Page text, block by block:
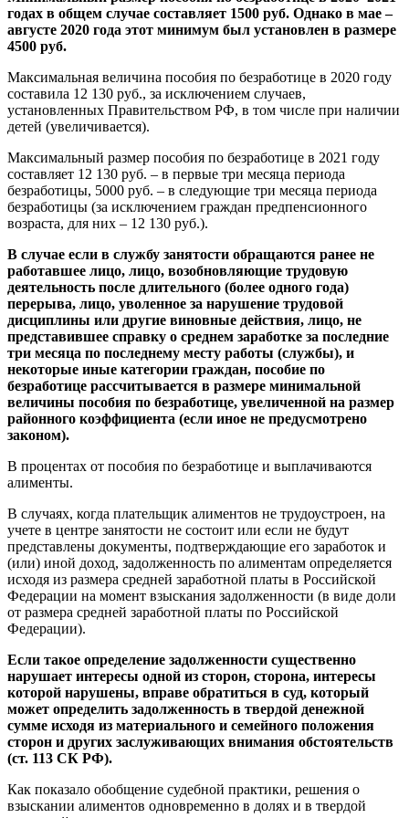
годах в общем случае составляет 1500 руб. Однако в мае –
августе 2020 года этот минимум был установлен в размере
4500 руб.
Максимальная величина пособия по безработице в 2020 году
составила 12 130 руб., за исключением случаев,
установленных Правительством РФ, в том числе при наличии
детей (увеличивается).
Максимальный размер пособия по безработице в 2021 году
составляет 12 130 руб. – в первые три месяца периода
безработицы, 5000 руб. – в следующие три месяца периода
безработицы (за исключением граждан предпенсионного
возраста, для них – 12 130 руб.).
В случае если в службу занятости обращаются ранее не
работавшее лицо, лицо, возобновляющие трудовую
деятельность после длительного (более одного года)
перерыва, лицо, уволенное за нарушение трудовой
дисциплины или другие виновные действия, лицо, не
представившее справку о среднем заработке за последние
три месяца по последнему месту работы (службы), и
некоторые иные категории граждан, пособие по
безработице рассчитывается в размере минимальной
величины пособия по безработице, увеличенной на размер
районного коэффициента (если иное не предусмотрено
законом).
В процентах от пособия по безработице и выплачиваются
алименты.
В случаях, когда плательщик алиментов не трудоустроен, на
учете в центре занятости не состоит или если не будут
представлены документы, подтверждающие его заработок и
(или) иной доход, задолженность по алиментам определяется
исходя из размера средней заработной платы в Российской
Федерации на момент взыскания задолженности (в виде доли
от размера средней заработной платы по Российской
Федерации).
Если такое определение задолженности существенно
нарушает интересы одной из сторон, сторона, интересы
которой нарушены, вправе обратиться в суд, который
может определить задолженность в твердой денежной
сумме исходя из материального и семейного положения
сторон и других заслуживающих внимания обстоятельств
(ст. 113 СК РФ).
Как показало обобщение судебной практики, решения о
взыскании алиментов одновременно в долях и в твердой